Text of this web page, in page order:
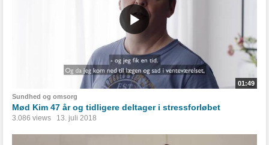
01:49
Sundhed og omsorg
Mød Kim 47 år og tidligere deltager i stressforløbet
3.086 views 13. juli 2018